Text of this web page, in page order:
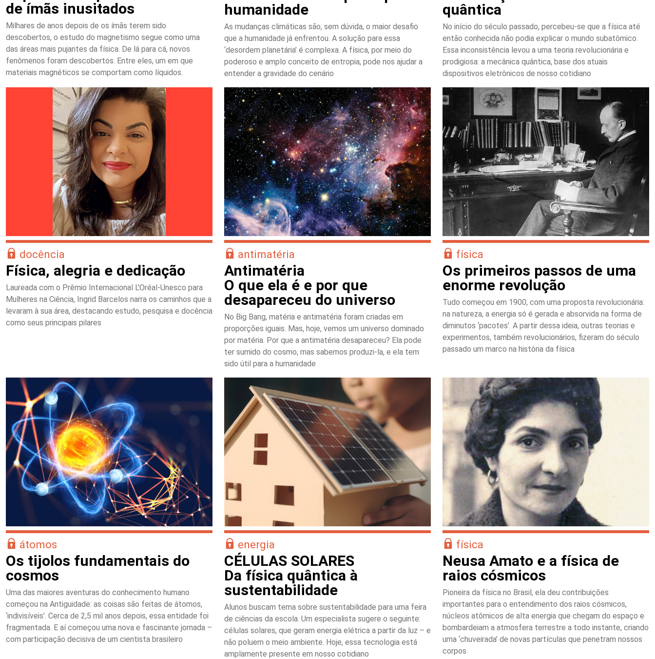
de ímãs inusitados
Milhares de anos depois de os ímãs terem sido
descobertos, o estudo do magnetismo segue como uma
das áreas mais pujantes da física. De lá para cá, novos
fenômenos foram descobertos. Entre eles, um em que
materiais magnéticos se comportam como líquidos.
humanidade
As mudanças climáticas são, sem dúvida, o maior desafio
que a humanidade já enfrentou. A solução para essa
‘desordem planetária’ é complexa. A física, por meio do
poderoso e amplo conceito de entropia, pode nos ajudar a
entender a gravidade do cenário
quântica
No início do século passado, percebeu-se que a física até
então conhecida não podia explicar o mundo subatômico.
Essa inconsistência levou a uma teoria revolucionária e
prodigiosa: a mecânica quântica, base dos atuais
dispositivos eletrônicos de nosso cotidiano
docência
Física, alegria e dedicação
Laureada com o Prêmio Internacional L'Oréal-Unesco para
Mulheres na Ciência, Ingrid Barcelos narra os caminhos que a
levaram à sua área, destacando estudo, pesquisa e docência
como seus principais pilares
antimatéria
Antimatéria
O que ela é e por que
desapareceu do universo
No Big Bang, matéria e antimatéria foram criadas em
proporções iguais. Mas, hoje, vemos um universo dominado
por matéria. Por que a antimatéria desapareceu? Ela pode
ter sumido do cosmo, mas sabemos produzi-la, e ela tem
sido útil para a humanidade
física
Os primeiros passos de uma
enorme revolução
Tudo começou em 1900, com uma proposta revolucionária:
na natureza, a energia só é gerada e absorvida na forma de
diminutos ‘pacotes’. A partir dessa ideia, outras teorias e
experimentos, também revolucionários, fizeram do século
passado um marco na história da física
átomos
Os tijolos fundamentais do
cosmos
Uma das maiores aventuras do conhecimento humano
começou na Antiguidade: as coisas são feitas de átomos,
‘indivisíveis’. Cerca de 2,5 mil anos depois, essa entidade foi
fragmentada. E aí começou uma nova e fascinante jornada –
com participação decisiva de um cientista brasileiro
energia
CÉLULAS SOLARES
Da física quântica à
sustentabilidade
Alunos buscam tema sobre sustentabilidade para uma feira
de ciências da escola. Um especialista sugere o seguinte:
células solares, que geram energia elétrica a partir da luz – e
não poluem o meio ambiente. Hoje, essa tecnologia está
amplamente presente em nosso cotidiano
física
Neusa Amato e a física de
raios cósmicos
Pioneira da física no Brasil, ela deu contribuições
importantes para o entendimento dos raios cósmicos,
núcleos atômicos de alta energia que chegam do espaço e
bombardeiam a atmosfera terrestre a todo instante, criando
uma ‘chuveirada’ de novas partículas que penetram nossos
corpos